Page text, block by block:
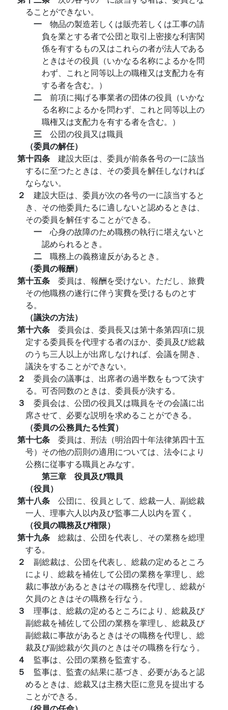
ることができない。
一 物品の製造若しくは販売若しくは工事の請
負を業とする者で公団と取引上密接な利害関
係を有するもの又はこれらの者が法人である
ときはその役員（いかなる名称によるかを問
わず、これと同等以上の職権又は支配力を有
する者を含む。）
二 前項に掲げる事業者の団体の役員（いかな
る名称によるかを問わず、これと同等以上の
職権又は支配力を有する者を含む。）
三 公団の役員又は職員
（委員の解任）
第十四条 建設大臣は、委員が前条各号の一に該当
するに至つたときは、その委員を解任しなければ
ならない。
２ 建設大臣は、委員が次の各号の一に該当すると
き、その他委員たるに適しないと認めるときは、
その委員を解任することができる。
一 心身の故障のため職務の執行に堪えないと
認められるとき。
二 職務上の義務違反があるとき。
（委員の報酬）
第十五条 委員は、報酬を受けない。ただし、旅費
その他職務の遂行に伴う実費を受けるものとす
る。
（議決の方法）
第十六条 委員会は、委員長又は第十条第四項に規
定する委員長を代理する者のほか、委員及び総裁
のうち三人以上が出席しなければ、会議を開き、
議決をすることができない。
２ 委員会の議事は、出席者の過半数をもつて決す
る。可否同数のときは、委員長が決する。
３ 委員会は、公団の役員又は職員をその会議に出
席させて、必要な説明を求めることができる。
（委員の公務員たる性質）
第十七条 委員は、刑法（明治四十年法律第四十五
号）その他の罰則の適用については、法令により
公務に従事する職員とみなす。
第三章 役員及び職員
（役員）
第十八条 公団に、役員として、総裁一人、副総裁
一人、理事六人以内及び監事二人以内を置く。
（役員の職務及び権限）
第十九条 総裁は、公団を代表し、その業務を総理
する。
２ 副総裁は、公団を代表し、総裁の定めるところ
により、総裁を補佐して公団の業務を掌理し、総
裁に事故があるときはその職務を代理し、総裁が
欠員のときはその職務を行なう。
３ 理事は、総裁の定めるところにより、総裁及び
副総裁を補佐して公団の業務を掌理し、総裁及び
副総裁に事故があるときはその職務を代理し、総
裁及び副総裁が欠員のときはその職務を行なう。
４ 監事は、公団の業務を監査する。
５ 監事は、監査の結果に基づき、必要があると認
めるときは、総裁又は主務大臣に意見を提出する
ことができる。